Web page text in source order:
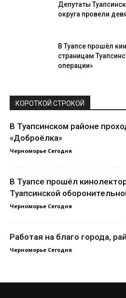
Депутаты
округа провели
В Туапсе прошёл
страницам
операции»
КОРОТКОЙ СТРОКОЙ
В Туапсинском районе
«Доброёлка»
Черноморье Сегодня -
В Туапсе прошёл
Туапсинской
Черноморье Сегодня -
Работая на благо города,
Черноморье Сегодня -